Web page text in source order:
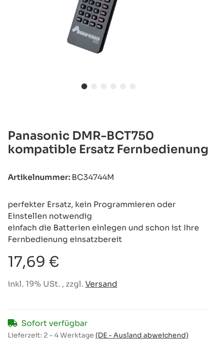
Panasonic DMR-BCT750
kompatible Ersatz Fernbedienung
Artikelnummer:BC34744M
perfekter Ersatz, kein Programmieren oder
Einstellen notwendig
einfach die Batterien einlegen und schon ist Ihre
Fernbedienung einsatzbereit
17,69 €
inkl. 19% USt. , zzgl. Versand
Sofort verfügbar
Lieferzeit: 2 - 4 Werktage (DE - Ausland abweichend)